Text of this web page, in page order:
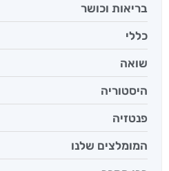
בריאות וכושר
כללי
שואה
היסטוריה
פנטזיה
המומלצים שלנו